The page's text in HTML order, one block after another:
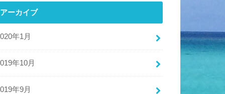
アーカイブ
年1月
年10月
年9月